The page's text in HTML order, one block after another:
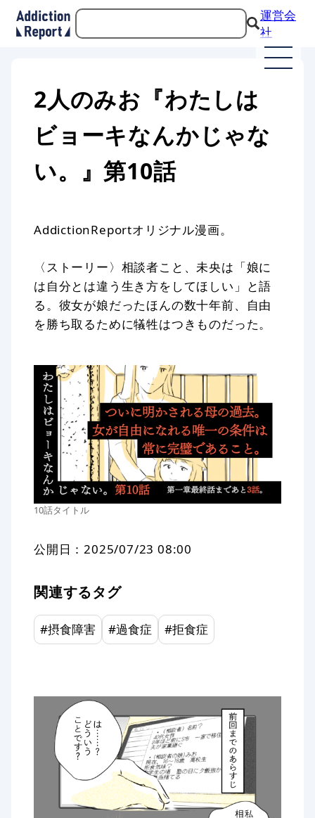
運営会
社
2人のみお『わたしは
ビョーキなんかじゃな
い。』第10話
AddictionReportオリジナル漫画。
〈ストーリー〉相談者こと、未央は「娘に
は自分とは違う生き方をしてほしい」と語
る。彼女が娘だったほんの数十年前、自由
を勝ち取るために犠牲はつきものだった。
10話タイトル
公開日：2025/07/23 08:00
関連するタグ
#摂食障害 #過食症 #拒食症